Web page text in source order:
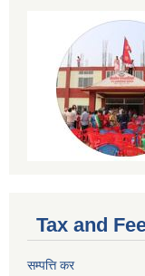
Tax and
सम्पत्ति कर